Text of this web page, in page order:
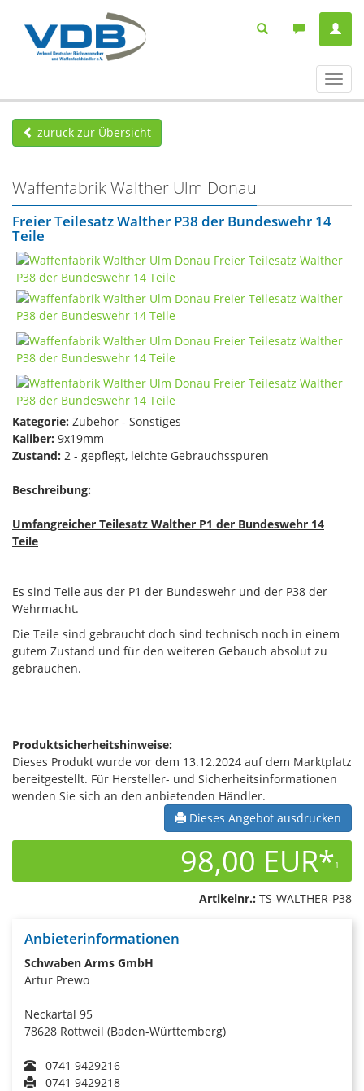
ein-/
zurück zur Übersicht
Waffenfabrik Walther Ulm Donau
Freier Teilesatz Walther P38 der Bundeswehr 14
Teile
Kategorie: Zubehör - Sonstiges
Kaliber: 9x19mm
Zustand: 2 - gepflegt, leichte Gebrauchsspuren
Beschreibung:
Umfangreicher Teilesatz Walther P1 der Bundeswehr 14
Teile
Es sind Teile aus der P1 der Bundeswehr und der P38 der
Wehrmacht.
Die Teile sind gebraucht doch sind technisch noch in einem
gutem Zustand und für den weiteren Gebauch absolut zu
gebrauchen.
Produktsicherheitshinweise:
Dieses Produkt wurde vor dem 13.12.2024 auf dem Marktplatz
bereitgestellt. Für Hersteller- und Sicherheitsinformationen
wenden Sie sich an den anbietenden Händler.
Dieses Angebot ausdrucken
98,00 EUR*1
Artikelnr.: TS-WALTHER-P38
Anbieterinformationen
Schwaben Arms GmbH
Artur Prewo
Neckartal 95
78628 Rottweil (Baden-Württemberg)
0741 9429216
0741 9429218